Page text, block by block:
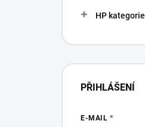
HP kategorie
PŘIHLÁŠENÍ
E-MAIL